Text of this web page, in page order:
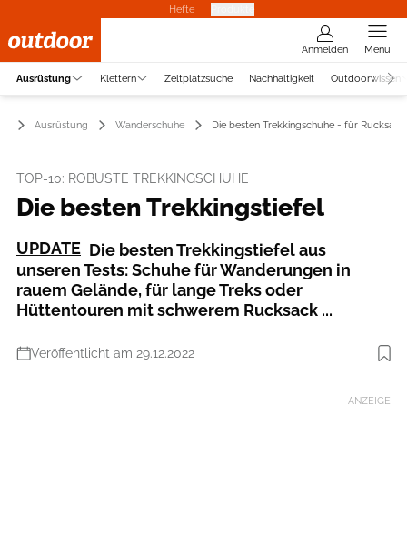
Hefte
Anmelden Menü
Ausrüstung Klettern Zeltplatzsuche Nachhaltigkeit Outdoorwissen
Ausrüstung Wanderschuhe Die besten Trekkingschuhe - für
TOP-10: ROBUSTE TREKKINGSCHUHE
Die besten Trekkingstiefel
UPDATE Die besten Trekkingstiefel aus
unseren Tests: Schuhe für Wanderungen in
rauem Gelände, für lange Treks oder
Hüttentouren mit schwerem Rucksack ...
Veröffentlicht am 29.12.2022
Foto: Katleen Richter
ANZEIGE